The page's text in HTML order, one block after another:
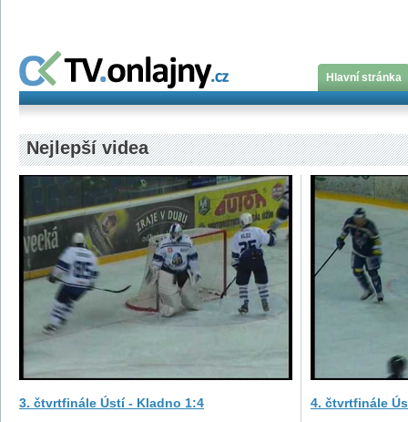
Hlavní stránka
Nejlepší videa
3. čtvrtfinále Ústí - Kladno 1:4 4. čtvrtfinále